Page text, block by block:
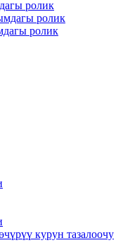
ролик
ролик
ролик
курун тазалоочу